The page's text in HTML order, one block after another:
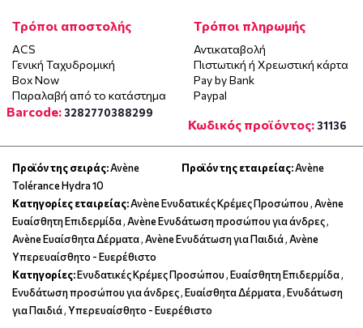
Τρόποι αποστολής
ACS
Γενική Ταχυδρομική
Box Now
Παραλαβή από το κατάστημα
Τρόποι πληρωμής
Αντικαταβολή
Πιστωτική ή Χρεωστική κάρτα
Pay by Bank
Paypal
Barcode: 3282770388299
Κωδικός προϊόντος: 31136
Προϊόν της σειράς:Avène
Tolérance Hydra 10
Προϊόν της εταιρείας:Avène
Κατηγορίες εταιρείας:Avène Ενυδατικές Κρέμες Προσώπου,Avène
Ευαίσθητη Επιδερμίδα,Avène Ενυδάτωση προσώπου για άνδρες,
Avène Ευαίσθητα Δέρματα,Avène Ενυδάτωση για Παιδιά,Avène
Υπερευαίσθητο - Ευερέθιστο
Κατηγορίες:Ενυδατικές Κρέμες Προσώπου,Ευαίσθητη Επιδερμίδα,
Ενυδάτωση προσώπου για άνδρες,Ευαίσθητα Δέρματα,Ενυδάτωση
για Παιδιά,Υπερευαίσθητο - Ευερέθιστο